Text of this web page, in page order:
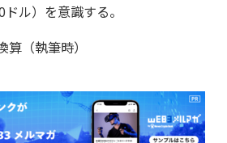
ル）を意識する。
（執筆時）